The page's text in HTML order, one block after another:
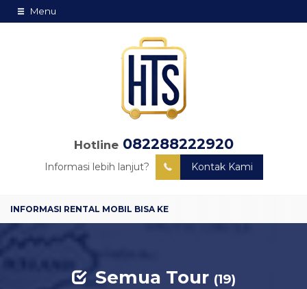
Menu
Hotline 082288222920
Informasi lebih lanjut? Kontak Kami
Semua Tour (19)